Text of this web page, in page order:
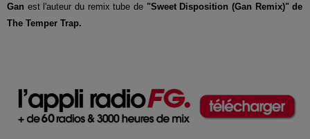
Gan est l'auteur du remix tube de "Sweet Disposition (Gan Remix)" de
The Temper Trap.